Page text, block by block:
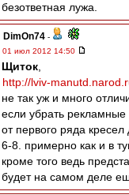
безответная лужа.
DimOn74 -
01 июл 2012 14:50
Щиток
http://lviv-
не так уж и много
если убрать
от первого ряда
6-8. примерно как и в
кроме того ведь
будет на самом деле